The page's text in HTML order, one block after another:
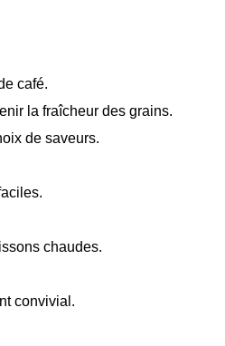
café.
la fraîcheur des grains.
de saveurs.
chaudes.
convivial.